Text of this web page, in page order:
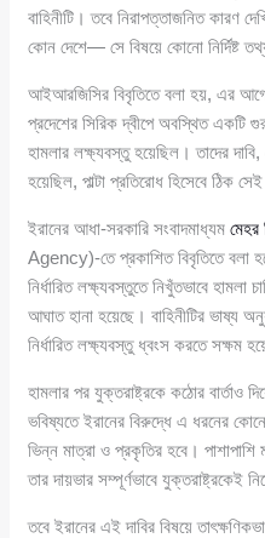
বাহিনীটি। তবে নিরাপত্তাজনিত কারণ
কোন দেশে— সে বিষয়ে কোনো নির্দিষ্ট
আইআরজিসির বিবৃতিতে বলা হয়, এর
প্রদেশের সিরিক দ্বীপে অবস্থিত একটি
হামলার লক্ষ্যবস্তু হয়েছিল। তাদের দাবি,
হয়েছিল, পাল্টা প্রতিরোধ হিসেবে ঠিক
ইরানের আধা-সরকারি সংবাদমাধ্যমমেহর
Agency)-তে প্রকাশিত বিবৃতিতে বলা
নির্ধারিত লক্ষ্যবস্তুতে নিখুঁতভাবে হামলা
আঘাত হানা হয়েছে। বাহিনীটির ভাষ্য
নির্ধারিত লক্ষ্যবস্তু ধ্বংস করতে সক্ষম
হামলার পর যুক্তরাষ্ট্রকে কঠোর বার্তাও
ভবিষ্যতে ইরানের বিরুদ্ধে এ ধরনের
ভিন্ন মাত্রা ও প্রকৃতির হবে।
তার দায়ভার সম্পূর্ণভাবে যুক্তরাষ্ট্রকেই
তবে ইরানের এই দাবির বিষয়ে